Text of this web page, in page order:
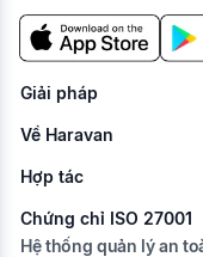
Giải pháp
Về Haravan
Hợp tác
Chứng chỉ ISO 27001
Hệ thống quản lý an